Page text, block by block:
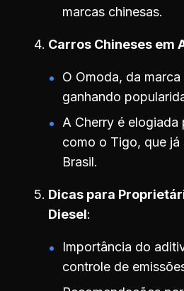
marcas chinesas.
Carros Chineses em
O Omoda, da marca
ganhando
A Cherry é elogiada
como o Tigo, que
Brasil.
Dicas para
Diesel
Importância do
controle de